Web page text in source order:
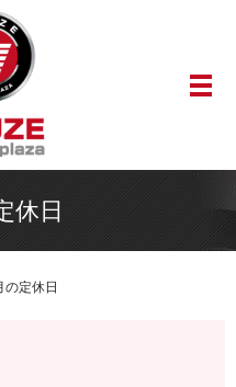
メ
休日
の定休日